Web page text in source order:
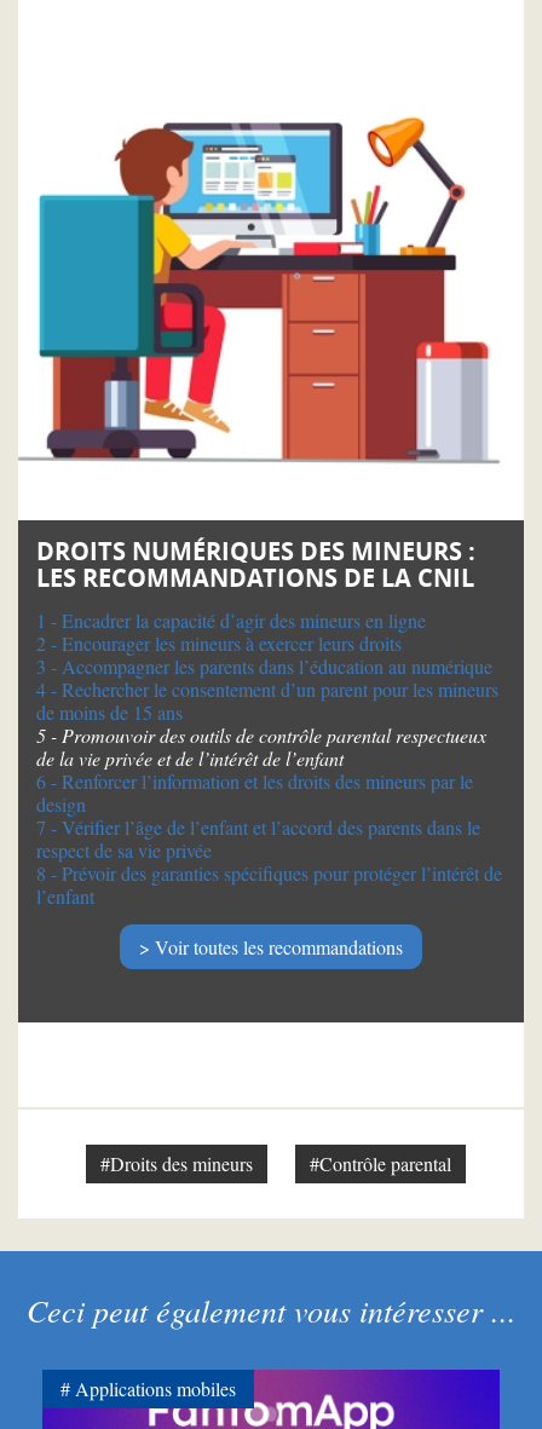
DROITS NUMÉRIQUES DES MINEURS :
LES RECOMMANDATIONS DE LA CNIL
1 - Encadrer la capacité d’agir des mineurs en ligne
2 - Encourager les mineurs à exercer leurs droits
3 - Accompagner les parents dans l’éducation au numérique
4 - Rechercher le consentement d’un parent pour les mineurs
de moins de 15 ans
5 - Promouvoir des outils de contrôle parental respectueux
de la vie privée et de l’intérêt de l’enfant
6 - Renforcer l’information et les droits des mineurs par le
design
7 - Vérifier l’âge de l’enfant et l’accord des parents dans le
respect de sa vie privée
8 - Prévoir des garanties spécifiques pour protéger l’intérêt de
l’enfant
Voir toutes les recommandations
#Droits des mineurs #Contrôle parental
Ceci peut également vous intéresser ...
Applications mobiles